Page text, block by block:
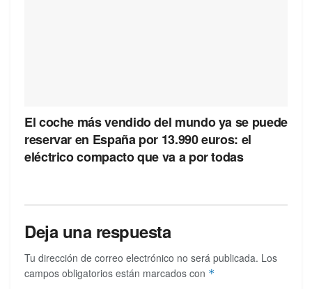
El coche más vendido del mundo ya se puede
reservar en España por 13.990 euros: el
eléctrico compacto que va a por todas
Deja una respuesta
Tu dirección de correo electrónico no será publicada. Los
campos obligatorios están marcados con *